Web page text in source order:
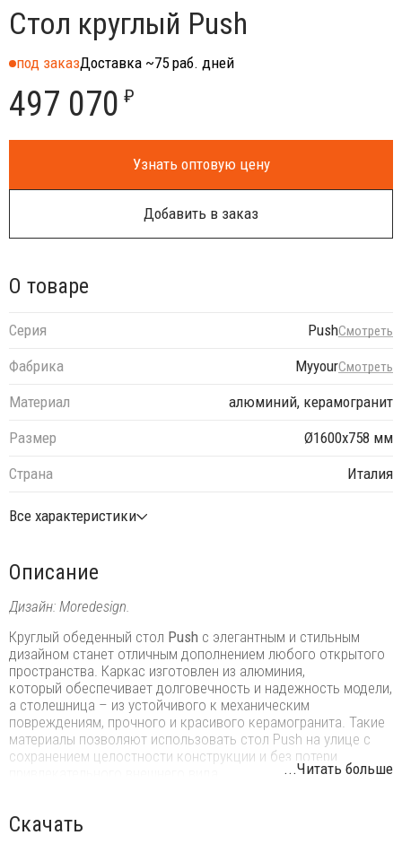
Стол круглый Push
под заказДоставка ~75 раб. дней
497 070 ₽
Узнать оптовую цену
Добавить в заказ
О товаре
Серия PushСмотреть
Фабрика MyyourСмотреть
Материал
алюминий, керамогранит
Размер
Ø1600х758 мм
Страна
Италия
Все характеристики
Описание
Дизайн: Moredesign.
Круглый обеденный стол Push с элегантным и стильным
дизайном станет отличным дополнением любого открытого
пространства. Каркас изготовлен из алюминия,
который обеспечивает долговечность и надежность модели,
а столешница – из устойчивого к механическим
повреждениям, прочного и красивого керамогранита. Такие
материалы позволяют использовать стол Push на улице с
сохранением целостности конструкции и без потери
Каркас выполнен из алюминия с эпоксидным покрытием.
...Читать больше
Скачать